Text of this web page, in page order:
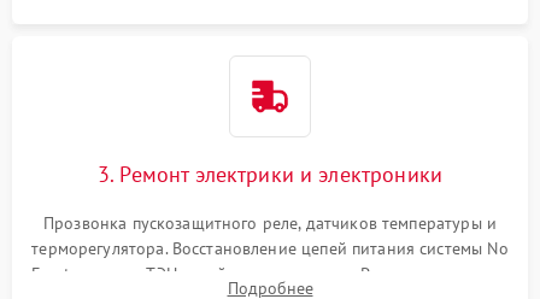
3. Ремонт электрики и электроники
Прозвонка пускозащитного реле, датчиков температуры и
терморегулятора. Восстановление цепей питания системы No
Frost, включая ТЭН оттайки и вентилятор. Ремонт или замена
Подробнее